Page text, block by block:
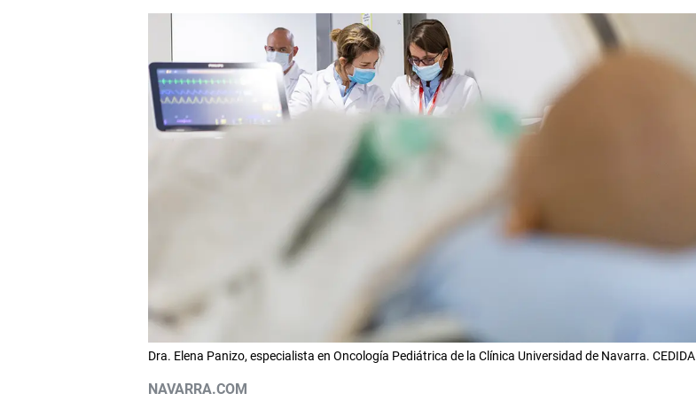
Dra. Elena Panizo, especialista en Oncología Pediátrica de la Clínica Universidad de Navarra. CEDIDA
NAVARRA.COM